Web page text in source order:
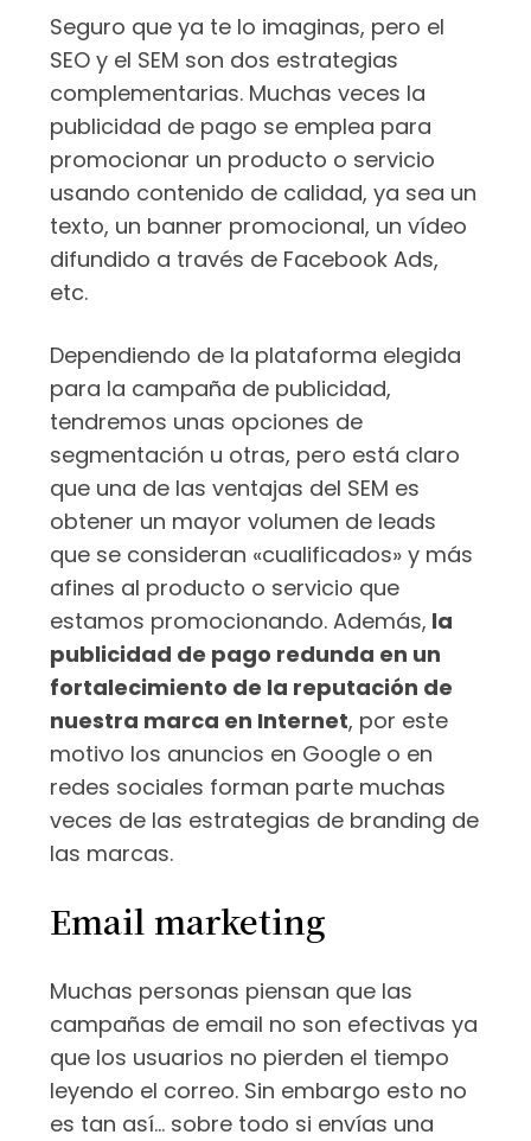
Seguro que ya te lo imaginas, pero el
SEO y el SEM son dos estrategias
complementarias. Muchas veces la
publicidad de pago se emplea para
promocionar un producto o servicio
usando contenido de calidad, ya sea un
texto, un banner promocional, un vídeo
difundido a través de Facebook Ads,
etc.
Dependiendo de la plataforma elegida
para la campaña de publicidad,
tendremos unas opciones de
segmentación u otras, pero está claro
que una de las ventajas del SEM es
obtener un mayor volumen de leads
que se consideran «cualificados» y más
afines al producto o servicio que
estamos promocionando. Además, la
publicidad de pago redunda en un
fortalecimiento de la reputación de
nuestra marca en Internet, por este
motivo los anuncios en Google o en
redes sociales forman parte muchas
veces de las estrategias de branding de
las marcas.
Email marketing
Muchas personas piensan que las
campañas de email no son efectivas ya
que los usuarios no pierden el tiempo
leyendo el correo. Sin embargo esto no
es tan así… sobre todo si envías una